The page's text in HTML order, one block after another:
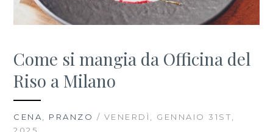
Come si mangia da Officina del
Riso a Milano
CENA, PRANZO / VENERDÌ, GENNAIO 31ST,